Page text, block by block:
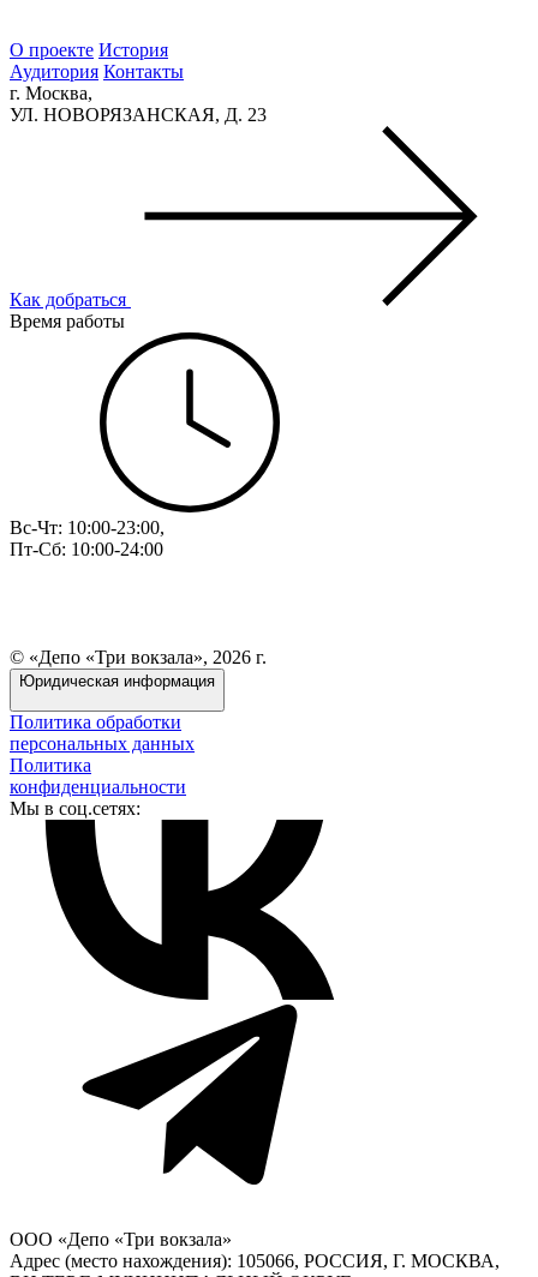
О проекте История
Аудитория Контакты
г. Москва,
УЛ. НОВОРЯЗАНСКАЯ, Д. 23
Как добраться
Время работы
Вс-Чт: 10:00-23:00,
Пт-Сб: 10:00-24:00
© «Депо «Три вокзала», 2026 г.
Юридическая информация
Политика обработки
персональных данных
Политика
конфиденциальности
Мы в соц.сетях:
ООО «Депо «Три вокзала»
Адрес (место нахождения): 105066, РОССИЯ, Г. МОСКВА,